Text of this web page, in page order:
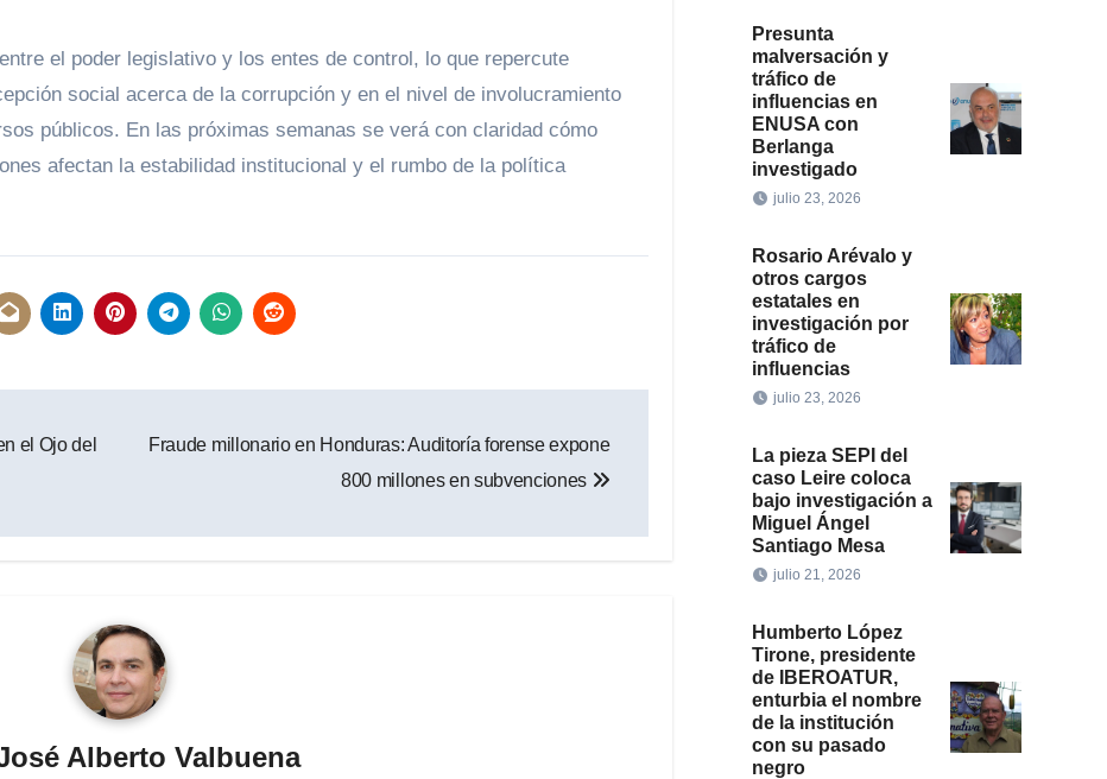
el poder legislativo y los entes de control, lo que repercute
social acerca de la corrupción y en el nivel de involucramiento
públicos. En las próximas semanas se verá con claridad cómo
afectan la estabilidad institucional y el rumbo de la política
el Ojo del
Fraude millonario en Honduras: Auditoría forense expone
800 millones en subvenciones
Alberto Valbuena
Presunta
malversación y
tráfico de
influencias en
ENUSA con
Berlanga
investigado
julio 23, 2026
Rosario Arévalo y
otros cargos
estatales en
investigación por
tráfico de
influencias
julio 23, 2026
La pieza SEPI del
caso Leire coloca
bajo investigación a
Miguel Ángel
Santiago Mesa
julio 21, 2026
Humberto López
Tirone, presidente
de IBEROATUR,
enturbia el nombre
de la institución
con su pasado
negro